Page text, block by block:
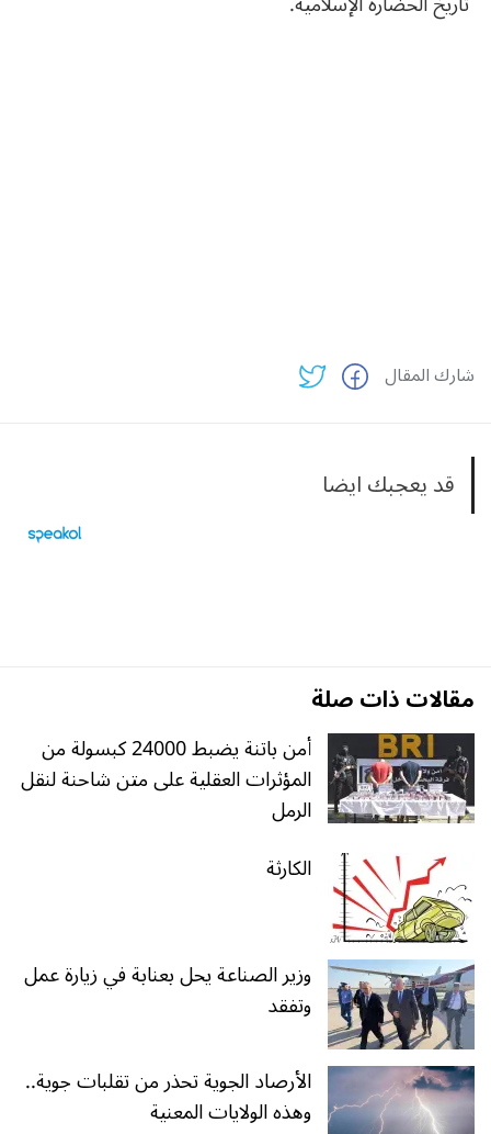
شارك المقال
قد يعجبك ايضا
مقالات ذات صلة
أمن باتنة يضبط 24000 كبسولة من
المؤثرات العقلية على متن شاحنة لنقل
الرمل
الكارثة
وزير الصناعة يحل بعنابة في زيارة عمل
وتفقد
الأرصاد الجوية تحذر من تقلبات جوية..
وهذه الولايات المعنية